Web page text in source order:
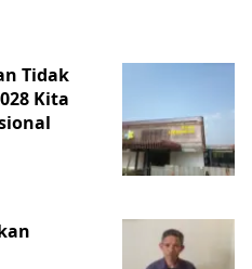
Tidak
Kita